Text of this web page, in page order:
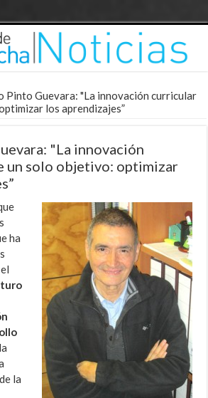
Pinto Guevara: "La innovación curricular
los aprendizajes”
"La innovación
un solo objetivo: optimizar
ha
la